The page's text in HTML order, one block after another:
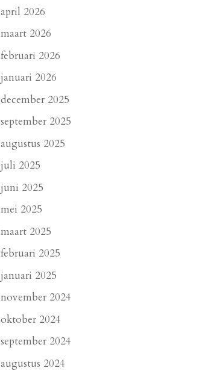
april 2026
maart 2026
februari 2026
januari 2026
december 2025
september 2025
augustus 2025
juli 2025
juni 2025
mei 2025
maart 2025
februari 2025
januari 2025
november 2024
oktober 2024
september 2024
augustus 2024